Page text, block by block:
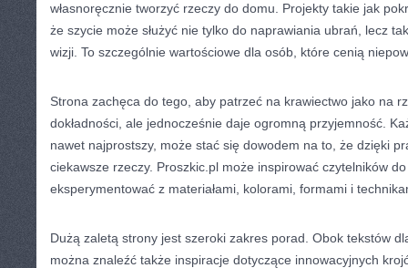
własnoręcznie tworzyć rzeczy do domu. Projekty takie jak
że szycie może służyć nie tylko do naprawiania ubrań, lecz
wizji. To szczególnie wartościowe dla osób, które cenią
Strona zachęca do tego, aby patrzeć na krawiectwo jako na
dokładności, ale jednocześnie daje ogromną przyjemność.
nawet najprostszy, może stać się dowodem na to, że dzięki
ciekawsze rzeczy. Proszkic.pl może inspirować czytelników
eksperymentować z materiałami, kolorami, formami i
Dużą zaletą strony jest szeroki zakres porad. Obok tekstów
można znaleźć także inspiracje dotyczące innowacyjnych